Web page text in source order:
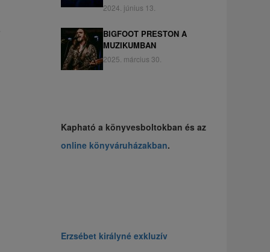
2024. június 13.
BIGFOOT PRESTON A
MUZIKUMBAN
2025. március 30.
Kapható a könyvesboltokban és az
online könyváruházakban.
Erzsébet királyné exkluzív